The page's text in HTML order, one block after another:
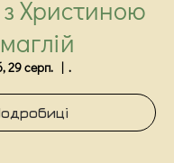
з Христиною
29 серп.
  |
.